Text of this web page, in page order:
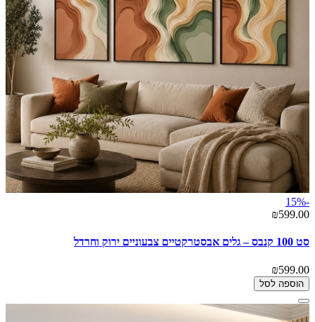
-15%
₪599.00
סט 100 קנבס – גלים אבסטרקטיים צבעוניים ירוק וחרדל
₪599.00
הוספה לסל